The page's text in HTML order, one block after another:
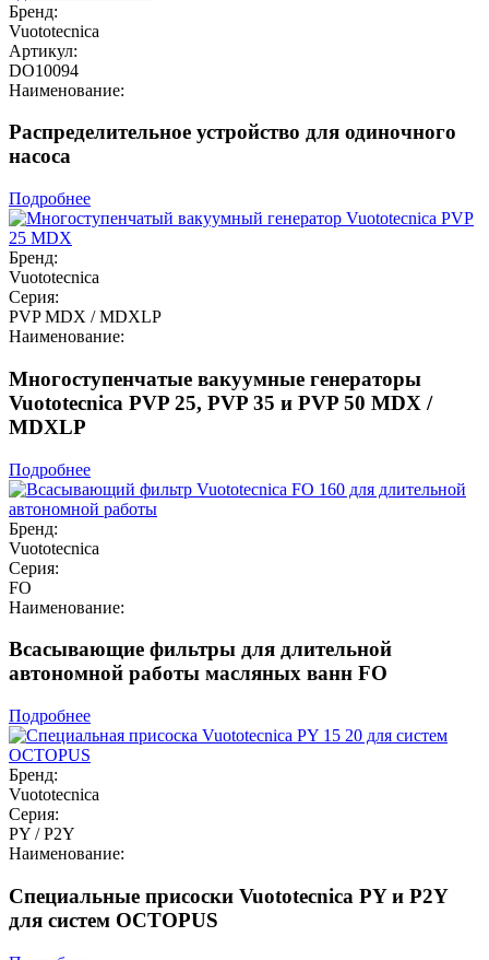
Бренд:
Vuototecnica
Артикул:
DO10094
Наименование:
Распределительное устройство для одиночного
насоса
Подробнее
Бренд:
Vuototecnica
Серия:
PVP MDX / MDXLP
Наименование:
Многоступенчатые вакуумные генераторы
Vuototecnica PVP 25, PVP 35 и PVP 50 MDX /
MDXLP
Подробнее
Бренд:
Vuototecnica
Серия:
FO
Наименование:
Всасывающие фильтры для длительной
автономной работы масляных ванн FO
Подробнее
Бренд:
Vuototecnica
Серия:
PY / P2Y
Наименование:
Специальные присоски Vuototecnica PY и P2Y
для систем OCTOPUS